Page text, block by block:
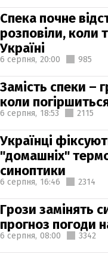
Спека почне
розповіли, коли
Україні
6 серпня, 20:00 985
Замість спеки –
коли
6 серпня, 18:53 2115
Українці
"домашніх"
синоптики
6 серпня, 16:46 2314
Грози замінять
прогноз погоди
6 серпня, 08:00 3342